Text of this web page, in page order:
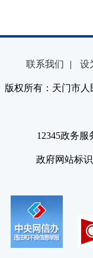
联系我们 | 设
版权所有：天门市
12345政务服
政府网站标